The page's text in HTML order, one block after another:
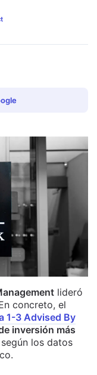
lideró
concreto, el
1-3 Advised By
inversión más
según los datos